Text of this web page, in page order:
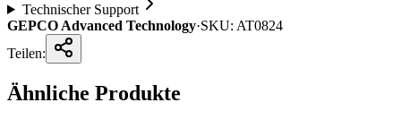
Technischer Support
GEPCO Advanced Technology·SKU: AT0824
Teilen:
Ähnliche Produkte